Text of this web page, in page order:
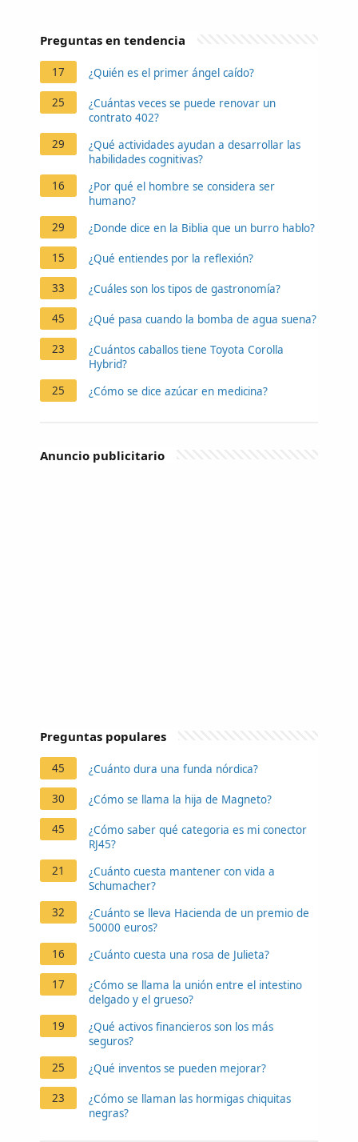
Preguntas en tendencia
17 ¿Quién es el primer ángel caído?
25
¿Cuántas veces se puede renovar un
contrato 402?
29
¿Qué actividades ayudan a desarrollar las
habilidades cognitivas?
16
¿Por qué el hombre se considera ser
humano?
29
¿Donde dice en la Biblia que un burro hablo?
15 ¿Qué entiendes por la reflexión?
33 ¿Cuáles son los tipos de gastronomía?
45 ¿Qué pasa cuando la bomba de agua suena?
23
¿Cuántos caballos tiene Toyota Corolla
Hybrid?
25
¿Cómo se dice azúcar en medicina?
Anuncio publicitario
Preguntas populares
45 ¿Cuánto dura una funda nórdica?
30 ¿Cómo se llama la hija de Magneto?
45
¿Cómo saber qué categoria es mi conector
RJ45?
21
¿Cuánto cuesta mantener con vida a
Schumacher?
32
¿Cuánto se lleva Hacienda de un premio de
50000 euros?
16
¿Cuánto cuesta una rosa de Julieta?
17
¿Cómo se llama la unión entre el intestino
delgado y el grueso?
19
¿Qué activos financieros son los más
seguros?
25
¿Qué inventos se pueden mejorar?
23
¿Cómo se llaman las hormigas chiquitas
negras?